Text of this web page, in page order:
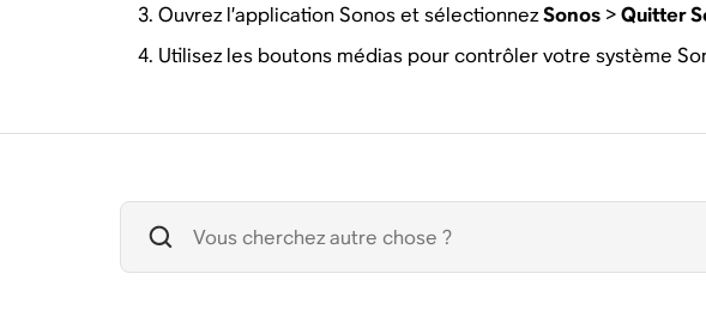
Ouvrez l’application Sonos et sélectionnezSonos>Quitter
Utilisez les boutons médias pour contrôler votre système